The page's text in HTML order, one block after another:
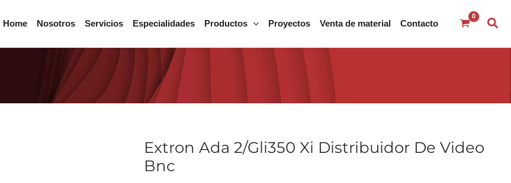
Home Nosotros Servicios Especialidades Productos Proyectos Venta de material Contacto
Extron Ada 2/Gli350 Xi Distribuidor De Video
Bnc